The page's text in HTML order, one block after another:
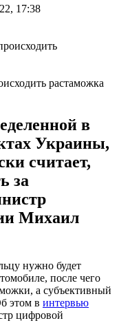
17:38
растаможка
в
Украины,
считает,
за
Михаил
нужно будет
после чего
а субъективный
этом в интервью
цифровой